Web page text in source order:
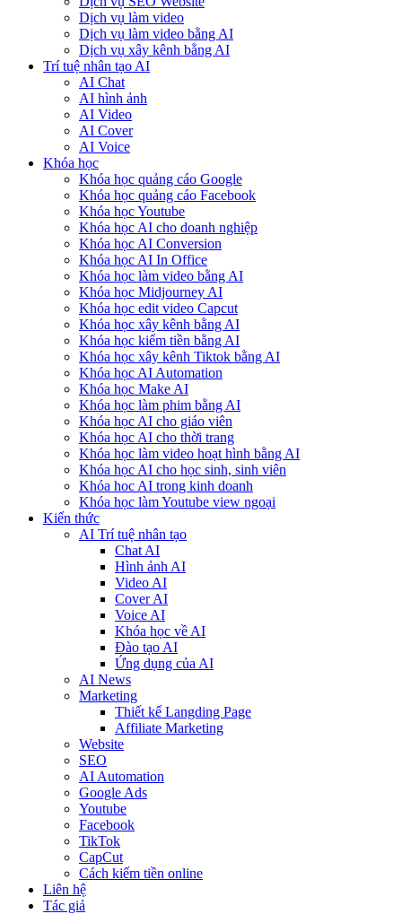
Dịch vụ làm video
Dịch vụ làm video bằng AI
Dịch vụ xây kênh bằng AI
Trí tuệ nhân tạo AI
AI Chat
AI hình ảnh
AI Video
AI Cover
AI Voice
Khóa học
Khóa học quảng cáo Google
Khóa học quảng cáo Facebook
Khóa học Youtube
Khóa học AI cho doanh nghiệp
Khóa học AI Conversion
Khóa học AI In Office
Khóa học làm video bằng AI
Khóa học Midjourney AI
Khóa học edit video Capcut
Khóa học xây kênh bằng AI
Khóa học kiếm tiền bằng AI
Khóa học xây kênh Tiktok bằng AI
Khóa học AI Automation
Khóa học Make AI
Khóa học làm phim bằng AI
Khóa học AI cho giáo viên
Khóa học AI cho thời trang
Khóa học làm video hoạt hình bằng AI
Khóa học AI cho học sinh, sinh viên
Khóa hoc AI trong kinh doanh
Khóa học làm Youtube view ngoại
Kiến thức
AI Trí tuệ nhân tạo
Chat AI
Hình ảnh AI
Video AI
Cover AI
Voice AI
Khóa học về AI
Đào tạo AI
Ứng dụng của AI
AI News
Marketing
Thiết kế Langding Page
Affiliate Marketing
Website
SEO
AI Automation
Google Ads
Youtube
Facebook
TikTok
CapCut
Cách kiếm tiền online
Liên hệ
Tác giả